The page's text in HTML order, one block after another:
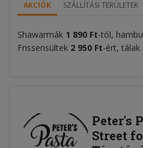
AKCIÓK SZÁLLÍTÁSI TERÜLETEK
Shawarmák 1 890 Ft-tól,
Frissensültek 2 950 Ft-ért, tálak
Peter's
Street